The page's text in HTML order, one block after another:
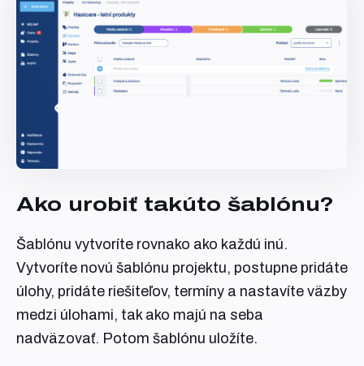
Ako urobiť takúto šablónu?
Šablónu vytvoríte rovnako ako každú inú.
Vytvoríte novú šablónu projektu, postupne pridáte
úlohy, pridáte riešiteľov, termíny a nastavíte väzby
medzi úlohami, tak ako majú na seba
nadväzovať. Potom šablónu uložíte.